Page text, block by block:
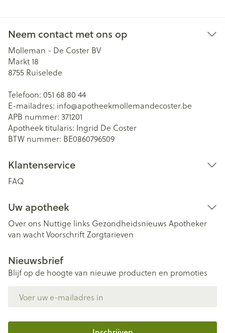
Neem contact met ons op
Molleman - De Coster BV
Markt 18
8755 Ruiselede
Telefoon: 051 68 80 44
E-mailadres: info@apotheekmollemandecoster.be
APB nummer: 371201
Apotheek titularis: Ingrid De Coster
BTW nummer: BE0860796509
Klantenservice
FAQ
Uw apotheek
Over ons Nuttige links Gezondheidsnieuws Apotheker
van wachtVoorschriftZorgtarieven
Nieuwsbrief
Blijf op de hoogte van nieuwe producten en promoties